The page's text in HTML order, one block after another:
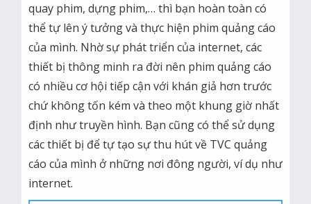
quay phim, dựng phim,… thì bạn hoàn toàn có
thể tự lên ý tưởng và thực hiện phim quảng cáo
của mình. Nhờ sự phát triển của internet, các
thiết bị thông minh ra đời nên phim quảng cáo
có nhiều cơ hội tiếp cận với khán giả hơn trước
chứ không tốn kém và theo một khung giờ nhất
định như truyền hình. Bạn cũng có thể sử dụng
các thiết bị để tự tạo sự thu hút về TVC quảng
cáo của mình ở những nơi đông người, ví dụ như
internet.